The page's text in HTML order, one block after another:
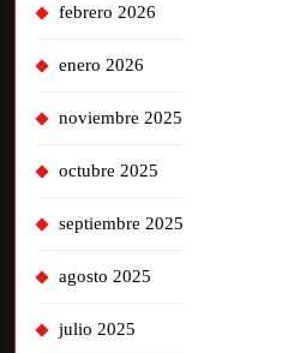
febrero 2026
enero 2026
noviembre 2025
octubre 2025
septiembre 2025
agosto 2025
julio 2025